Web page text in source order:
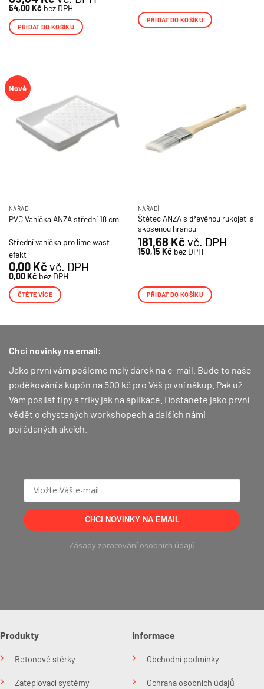
54,00Kč bez DPH
PŘIDAT DO KOŠÍKU
PŘIDAT DO KOŠÍKU
Nové
NÁŘADÍ
PVC Vanička ANZA střední 18 cm
Střední vanička pro lime wast
efekt
0,00 Kč vč. DPH
0,00Kč bez DPH
ČTĚTE VÍCE
NÁŘADÍ
Štětec ANZA s dřevěnou rukojetí a
skosenou hranou
181,68 Kč vč. DPH
150,15 Kč bez DPH
PŘIDAT DO KOŠÍKU
Chci novinky na email:
Jako první vám pošleme malý dárek na e-mail. Bude to naše
poděkování a kupón na 500 kč pro Váš první nákup. Pak už
Vám posílat tipy a triky jak na aplikace. Dostanete jako první
vědět o chystaných workshopech a dalších námi
pořádaných akcích.
CHCI NOVINKY NA EMAIL
Zásady zpracování osobních údajů
Produkty
Betonové stěrky
Zateplovací systémy
Informace
Obchodní podmínky
Ochrana osobních údajů